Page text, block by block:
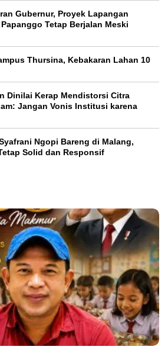
Gubernur, Proyek Lapangan
Tetap Berjalan Meski
Thursina, Kebakaran Lahan 10
Dinilai Kerap Mendistorsi Citra
Jangan Vonis Institusi karena
Ngopi Bareng di Malang,
Solid dan Responsif